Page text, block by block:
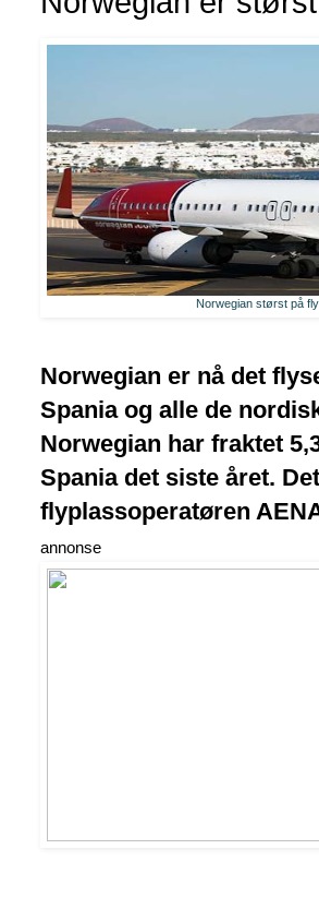
Norwegian størst på
Norwegian er nå det
Spania og alle de
Norwegian har fraktet
Spania det siste året.
flyplassoperatøren
annonse